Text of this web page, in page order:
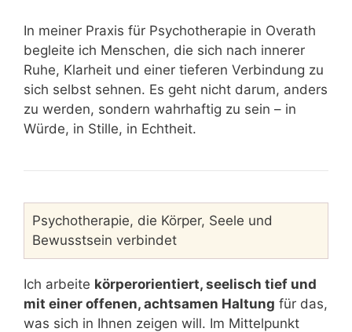
In meiner Praxis für Psychotherapie in Overath
begleite ich Menschen, die sich nach innerer
Ruhe, Klarheit und einer tieferen Verbindung zu
sich selbst sehnen. Es geht nicht darum, anders
zu werden, sondern wahrhaftig zu sein – in
Würde, in Stille, in Echtheit.
Psychotherapie, die Körper, Seele und
Bewusstsein verbindet
Ich arbeite körperorientiert, seelisch tief und
mit einer offenen, achtsamen Haltung für das,
was sich in Ihnen zeigen will. Im Mittelpunkt